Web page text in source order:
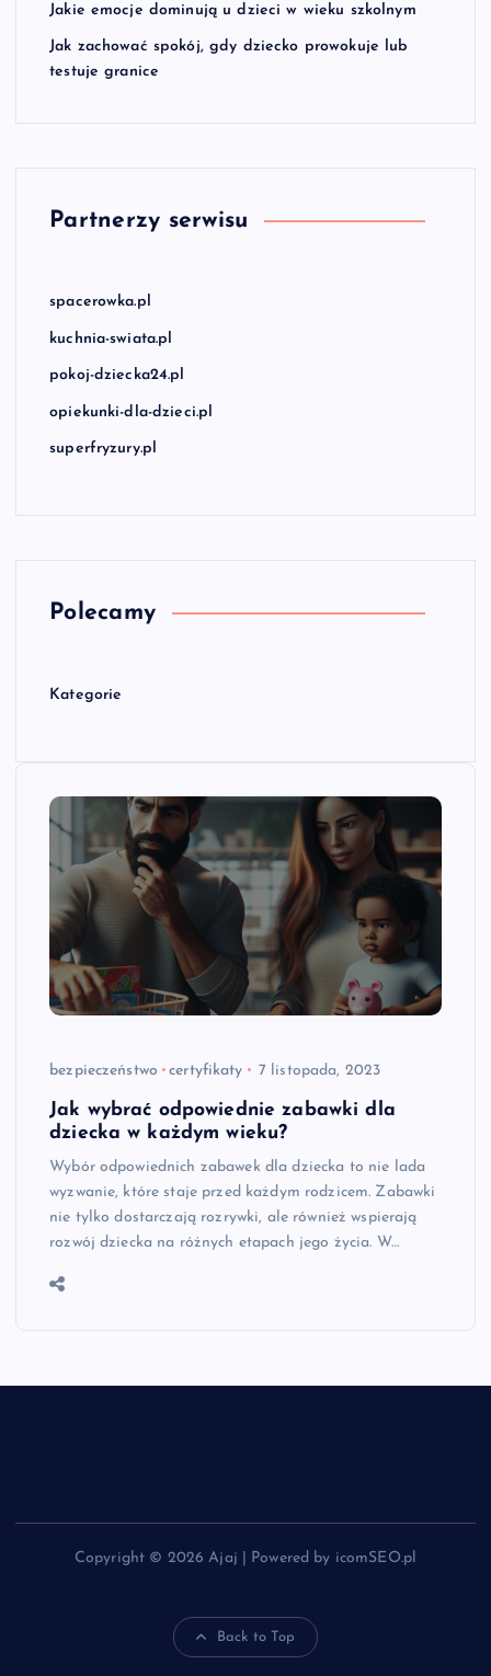
Jakie emocje dominują u dzieci w wieku szkolnym
Jak zachować spokój, gdy dziecko prowokuje lub
testuje granice
Partnerzy serwisu
spacerowka.pl
kuchnia-swiata.pl
pokoj-dziecka24.pl
opiekunki-dla-dzieci.pl
superfryzury.pl
Polecamy
Kategorie
bezpieczeństwo certyfikaty 7 listopada, 2023
Jak wybrać odpowiednie zabawki dla
dziecka w każdym wieku?
Wybór odpowiednich zabawek dla dziecka to nie lada
wyzwanie, które staje przed każdym rodzicem. Zabawki
nie tylko dostarczają rozrywki, ale również wspierają
rozwój dziecka na różnych etapach jego życia. W…
Copyright © 2026 Ajaj | Powered by icomSEO.pl
Back to Top